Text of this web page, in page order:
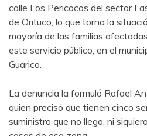
calle Los Pericocos del sector
de Orituco, lo que torna la
mayoría de las familias
este servicio público, en el
Guárico.
La denuncia la formuló Rafael
quien precisó que tienen cinco
suministro que no llega, ni